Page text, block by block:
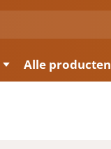
Alle producten